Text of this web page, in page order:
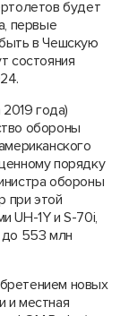
будет
первые
в Чешскую
состояния
года)
обороны
порядку
обороны
при этой
UH-1Y и S-70i,
до 553 млн
новых
и местная